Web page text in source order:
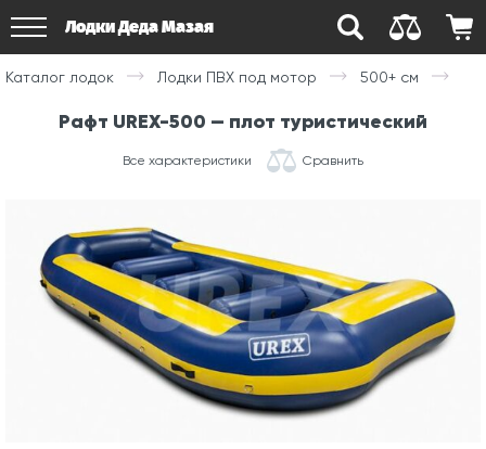
Лодки Деда Мазая
Каталог лодок Лодки ПВХ под мотор 500+ см
Рафт UREX-500 — плот туристический
Все характеристики Сравнить